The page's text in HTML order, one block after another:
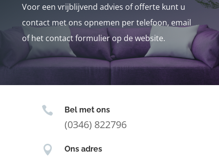
Voor een vrijblijvend advies of offerte kunt u
contact met ons opnemen per telefoon, email
of het contact formulier op de website.
 Bel met ons
(0346) 822796
 Ons adres